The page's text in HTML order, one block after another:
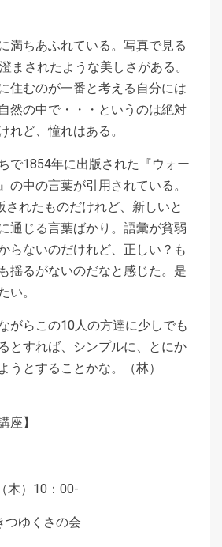
満ちあふれている。写真で見る
まされたような美しさがある。
住むのが一番と考える自分には
然の中で・・・というのは絶対
れど、憧れはある。
で1854年に出版された『ウォー
中の言葉が引用されている。
されたものだけれど、新しいと
通じる言葉ばかり。語彙が貧弱
らないのだけれど、正しい？も
揺るがないのだなと感じた。是
い。
がらこの10人の方達に少しでも
とすれば、シンプルに、とにか
うとすることかな。（林）
座】
木）10：00-
つゆくさの会